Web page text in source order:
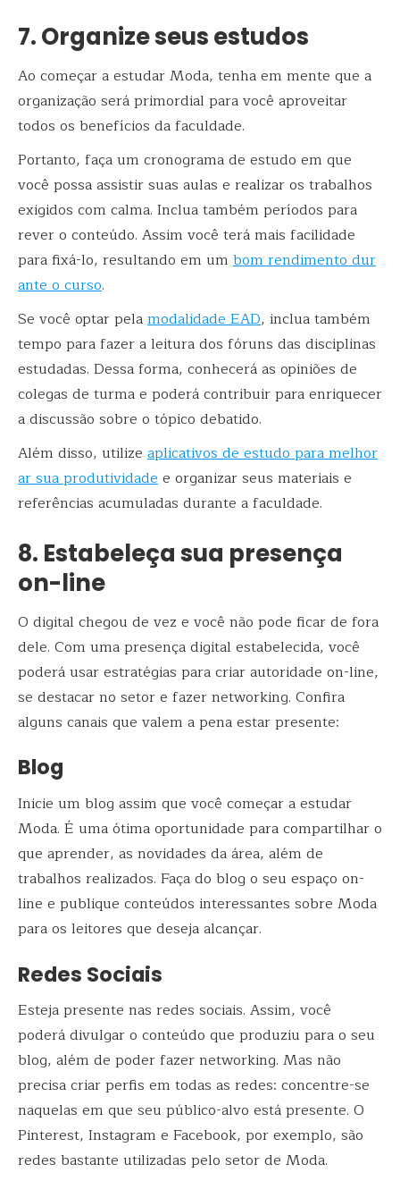
7. Organize seus estudos
Ao começar a estudar Moda, tenha em mente que a
organização será primordial para você aproveitar
todos os benefícios da faculdade.
Portanto, faça um cronograma de estudo em que
você possa assistir suas aulas e realizar os trabalhos
exigidos com calma. Inclua também períodos para
rever o conteúdo. Assim você terá mais facilidade
para fixá-lo, resultando em um bom rendimento dur
ante o curso.
Se você optar pelamodalidade EAD, inclua também
tempo para fazer a leitura dos fóruns das disciplinas
estudadas. Dessa forma, conhecerá as opiniões de
colegas de turma e poderá contribuir para enriquecer
a discussão sobre o tópico debatido.
Além disso, utilize aplicativos de estudo para melhor
ar sua produtividadee organizar seus materiais e
referências acumuladas durante a faculdade.
8. Estabeleça sua presença
on-line
O digital chegou de vez e você não pode ficar de fora
dele. Com uma presença digital estabelecida, você
poderá usar estratégias para criar autoridade on-line,
se destacar no setor e fazer networking. Confira
alguns canais que valem a pena estar presente:
Blog
Inicie um blog assim que você começar a estudar
Moda. É uma ótima oportunidade para compartilhar o
que aprender, as novidades da área, além de
trabalhos realizados. Faça do blog o seu espaço on-
line e publique conteúdos interessantes sobre Moda
para os leitores que deseja alcançar.
Redes Sociais
Esteja presente nas redes sociais. Assim, você
poderá divulgar o conteúdo que produziu para o seu
blog, além de poder fazer networking. Mas não
precisa criar perfis em todas as redes: concentre-se
naquelas em que seu público-alvo está presente. O
Pinterest, Instagram e Facebook, por exemplo, são
redes bastante utilizadas pelo setor de Moda.